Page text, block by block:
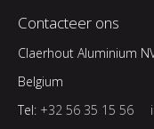
Contacteer ons
Claerhout Aluminium
Belgium
Tel: +32 56 35 15 56